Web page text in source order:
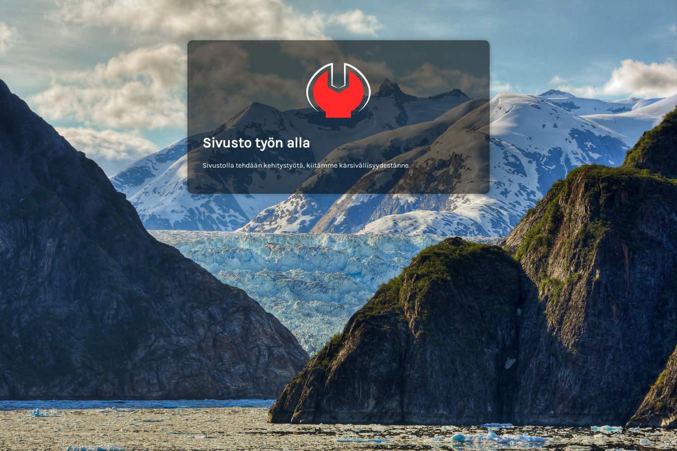
Sivusto työn alla
Sivustolla tehdään kehitystyötä, kiitämme kärsivällisyydestänne.